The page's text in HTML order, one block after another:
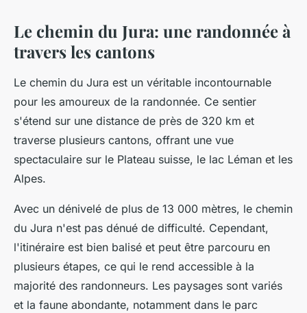
Le chemin du Jura: une randonnée à
travers les cantons
Le chemin du Jura est un véritable incontournable
pour les amoureux de la randonnée. Ce sentier
s'étend sur une distance de près de 320 km et
traverse plusieurs cantons, offrant une vue
spectaculaire sur le Plateau suisse, le lac Léman et les
Alpes.
Avec un dénivelé de plus de 13 000 mètres, le chemin
du Jura n'est pas dénué de difficulté. Cependant,
l'itinéraire est bien balisé et peut être parcouru en
plusieurs étapes, ce qui le rend accessible à la
majorité des randonneurs. Les paysages sont variés
et la faune abondante, notamment dans le parc